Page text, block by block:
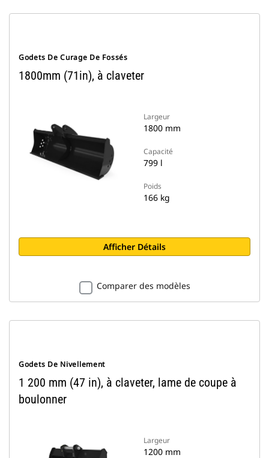
Godets De Curage De Fossés
1800mm (71in), à claveter
Largeur
1800 mm
Capacité
799 l
Poids
166 kg
Afficher Détails
Comparer des modèles
Godets De Nivellement
1 200 mm (47 in), à claveter, lame de coupe à
boulonner
Largeur
1200 mm